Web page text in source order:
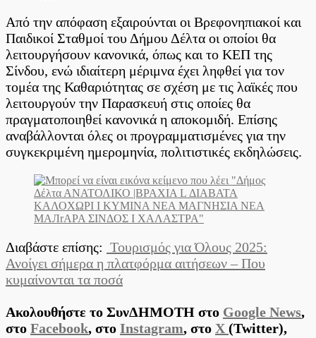
σταθμοί
Από την απόφαση εξαιρούνται οι Βρεφονηπιακοί και
Παιδικοί Σταθμοί του Δήμου Δέλτα οι οποίοι θα
λειτουργήσουν κανονικά, όπως και το ΚΕΠ της
Σίνδου, ενώ ιδιαίτερη μέριμνα έχει ληφθεί για τον
τομέα της Καθαριότητας σε σχέση με τις λαϊκές που
λειτουργούν την Παρασκευή στις οποίες θα
πραγματοποιηθεί κανονικά η αποκομιδή. Επίσης
αναβάλλονται όλες οι προγραμματισμένες για την
συγκεκριμένη ημερομηνία, πολιτιστικές εκδηλώσεις.
Διαβάστε επίσης: Τουρισμός για Όλους 2025:
Ανοίγει σήμερα η πλατφόρμα αιτήσεων – Που
κυμαίνονται τα ποσά
Ακολουθήστε το ΣυνΔΗΜΟΤΗ στο Google News,
στο Facebook, στο Instagram, στο X (Twitter),